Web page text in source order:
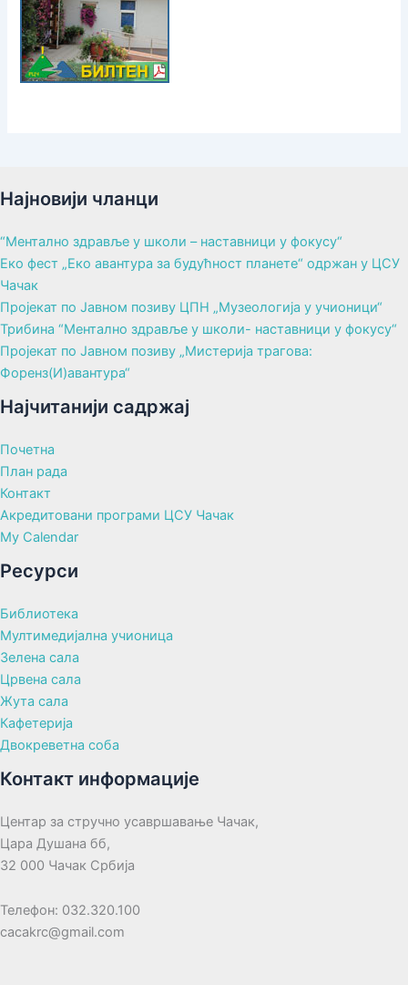
Најновији чланци
“Ментално здравље у школи – наставници у фокусу“
Еко фест „Еко авантура за будућност планете“ одржан у ЦСУ
Чачак
Пројекат по Јавном позиву ЦПН „Музеологија у учионици“
Трибина “Ментално здравље у школи- наставници у фокусу“
Пројекат по Јавном позиву „Мистерија трагова:
Форенз(И)авантура“
Најчитанији садржај
Почетна
План рада
Контакт
Акредитовани програми ЦСУ Чачак
My Calendar
Ресурси
Библиотека
Мултимедијална учионица
Зелена сала
Црвена сала
Жута сала
Кафетерија
Двокреветна соба
Контакт информације
Центар за стручно усавршавање Чачак,
Цара Душана бб,
32 000 Чачак Србија
Телефон: 032.320.100
cacakrc@gmail.com